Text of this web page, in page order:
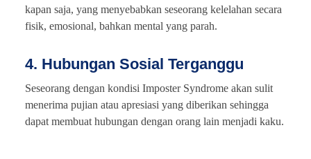
kapan saja, yang menyebabkan seseorang kelelahan secara
fisik, emosional, bahkan mental yang parah.
4. Hubungan Sosial Terganggu
Seseorang dengan kondisi Imposter Syndrome akan sulit
menerima pujian atau apresiasi yang diberikan sehingga
dapat membuat hubungan dengan orang lain menjadi kaku.